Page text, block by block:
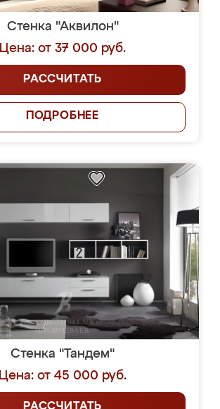
Стенка "Аквилон"
Цена: от 37 000 руб.
РАССЧИТАТЬ
ПОДРОБНЕЕ
Стенка "Тандем"
Цена: от 45 000 руб.